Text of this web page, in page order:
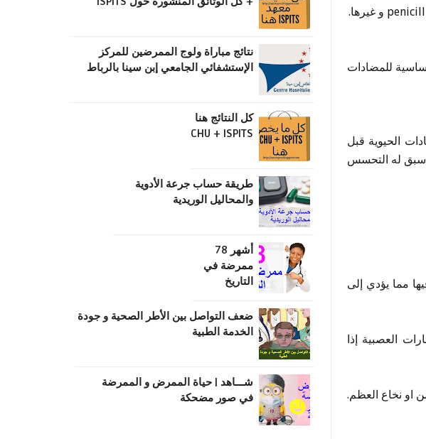
للمضادات
الحيوية قبل
سبق له التحسس
مما يؤدي إلى
العصبية إذا
او نخاع العظم.
نتائج مباراة ولوج الممرضين للمركز
الإستشفائي الجامعي إبن سينا بالرباط
كل النتائج هنا
CHU + ISPITS
طریقة حساب جرعة الأدویة
والمحالیل الوریدیة
أشهر 78
ممرضة في
التاريخ
ضعف التواصل بين الأطر الصحية و جودة
الخدمة الطبية
شـــاهد | حياة الممرض و الممرضة
في صور مضحكة